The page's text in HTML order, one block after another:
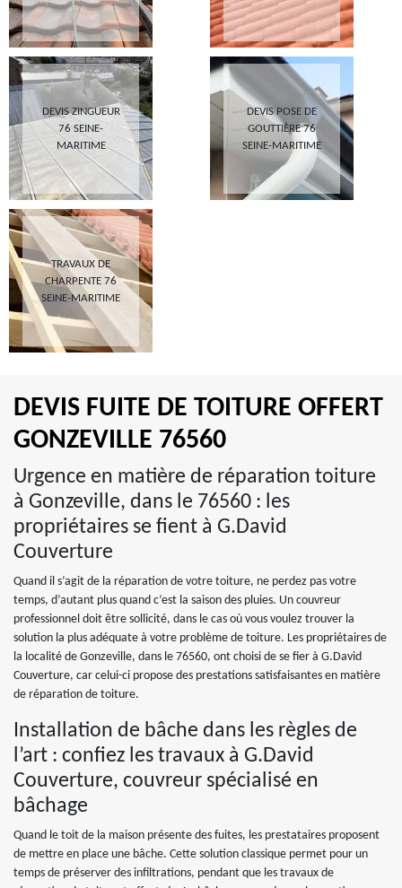
DEVIS ZINGUEUR
76 SEINE-
MARITIME
DEVIS POSE DE
GOUTTIÈRE 76
SEINE-MARITIME
TRAVAUX DE
CHARPENTE 76
SEINE-MARITIME
DEVIS FUITE DE TOITURE OFFERT
GONZEVILLE 76560
Urgence en matière de réparation toiture
à Gonzeville, dans le 76560 : les
propriétaires se fient à G.David
Couverture
Quand il s’agit de la réparation de votre toiture, ne perdez pas votre
temps, d’autant plus quand c’est la saison des pluies. Un couvreur
professionnel doit être sollicité, dans le cas où vous voulez trouver la
solution la plus adéquate à votre problème de toiture. Les propriétaires de
la localité de Gonzeville, dans le 76560, ont choisi de se fier à G.David
Couverture, car celui-ci propose des prestations satisfaisantes en matière
de réparation de toiture.
Installation de bâche dans les règles de
l’art : confiez les travaux à G.David
Couverture, couvreur spécialisé en
bâchage
Quand le toit de la maison présente des fuites, les prestataires proposent
de mettre en place une bâche. Cette solution classique permet pour un
temps de préserver des infiltrations, pendant que les travaux de